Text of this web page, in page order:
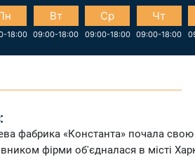
18:00
Вт
09:00-18:00
Ср
09:00-18:00
Чт
09:00-18:00
фабрика «Константа» почала свою
фірми об'єдналася в місті